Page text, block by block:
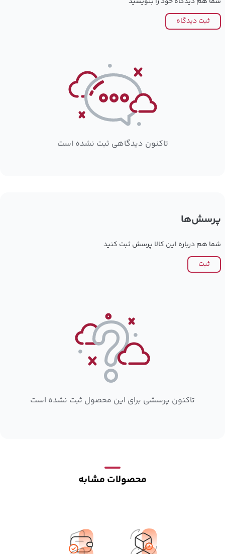
ثبت دیدگاه
تاکنون دیدگاهی ثبت نشده است
پرسش‌ها
شما هم درباره این کالا پرسش ثبت کنید
ثبت
تاکنون پرسشی برای این محصول ثبت نشده است
محصولات مشابه